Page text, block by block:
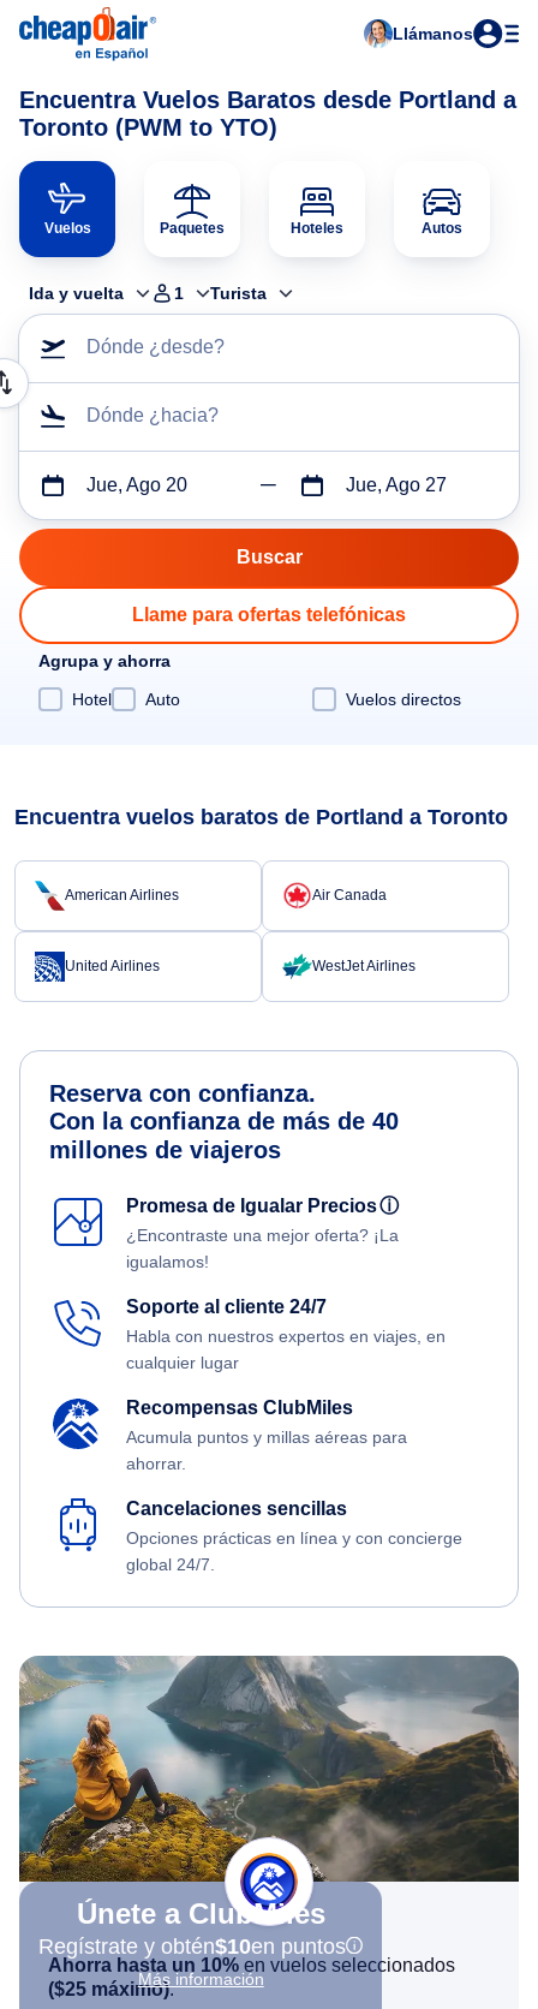
Llámanos
Encuentra Vuelos Baratos desde Portland a
Toronto (PWM to YTO)
Vuelos Paquetes Hoteles Autos
Ida y vuelta 1 Turista
Dónde ¿desde?
Dónde ¿hacia?
Jue, Ago 20 Jue, Ago 27
Llame para ofertas telefónicas
Agrupa y ahorra
Hotel
Auto Vuelos directos
Encuentra vuelos baratos de Portland a Toronto
American Airlines Air Canada
United Airlines WestJet Airlines
Reserva con confianza.
Con la confianza de más de 40
millones de viajeros
Promesa de Igualar Preciosⓘ
¿Encontraste una mejor oferta? ¡La
igualamos!
Soporte al cliente 24/7
Habla con nuestros expertos en viajes, en
cualquier lugar
Recompensas ClubMiles
Acumula puntos y millas aéreas para
ahorrar.
Cancelaciones sencillas
Opciones prácticas en línea y con concierge
global 24/7.
Únete a ClubMiles
Regístrate y obtén$10en puntos
Más información
Ahorra hasta un 10% en vuelos seleccionados
($25 máximo).